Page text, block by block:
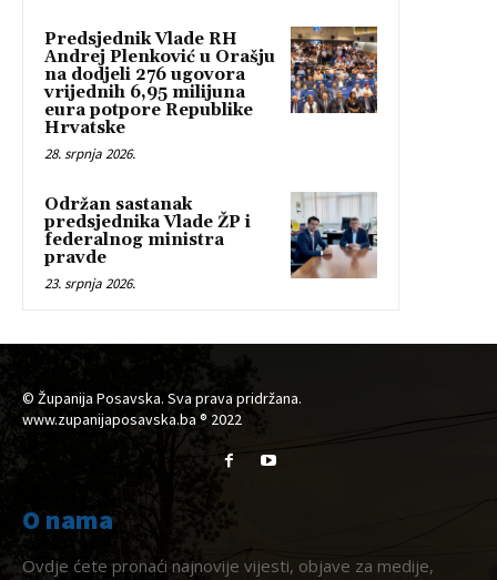
Predsjednik Vlade RH
Andrej Plenković u Orašju
na dodjeli 276 ugovora
vrijednih 6,95 milijuna
eura potpore Republike
Hrvatske
28. srpnja 2026.
Održan sastanak
predsjednika Vlade ŽP i
federalnog ministra
pravde
23. srpnja 2026.
© Županija Posavska. Sva prava pridržana.
www.zupanijaposavska.ba ® 2022
O nama
Ovdje ćete pronaći najnovije vijesti, objave za medije,